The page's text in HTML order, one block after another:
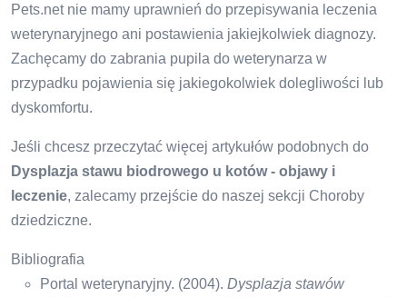
Pets.net nie mamy uprawnień do przepisywania leczenia
weterynaryjnego ani postawienia jakiejkolwiek diagnozy.
Zachęcamy do zabrania pupila do weterynarza w
przypadku pojawienia się jakiegokolwiek dolegliwości lub
dyskomfortu.
Jeśli chcesz przeczytać więcej artykułów podobnych do
Dysplazja stawu biodrowego u kotów - objawy i
leczenie, zalecamy przejście do naszej sekcji Choroby
dziedziczne.
Bibliografia
Portal weterynaryjny. (2004). Dysplazja stawów